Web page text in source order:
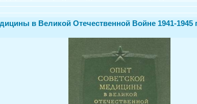
в Великой Отечественной Войне 1941-1945